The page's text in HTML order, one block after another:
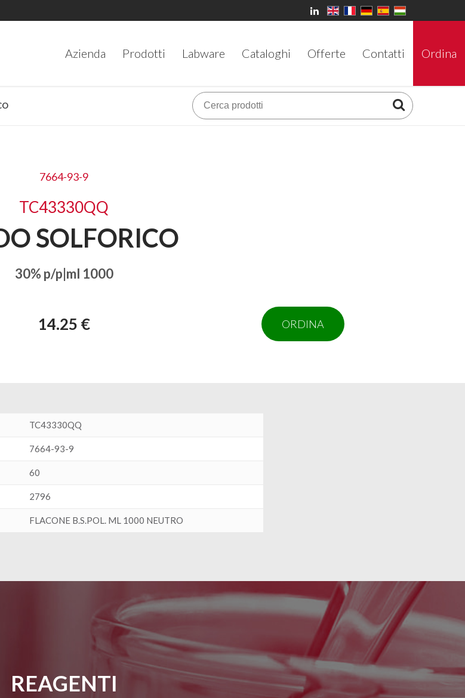
Azienda Prodotti Labware Cataloghi Offerte Contatti Ordina
7664-93-9
TC43330QQ
SOLFORICO
30% p/p|ml 1000
14.25 € ORDINA
TC43330QQ
7664-93-9
60
2796
FLACONE B.S.POL. ML 1000 NEUTRO
REAGENTI